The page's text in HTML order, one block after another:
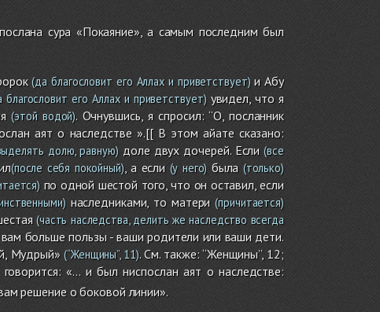
сура «Покаяние», а самым последним был
(да благословит его Аллах и приветствует)и Абу
его Аллах и приветствует)увидел, что я
(этой водой). Очнувшись, я спросил: “О, посланник
аят о наследстве ».[[ В этом айате сказано:
долю, равную)доле двух дочерей. Если (все
(после себя покойный), а если (у него) была (только)
по одной шестой того, что он оставил, если
наследниками, то матери (причитается)
(часть наследства, делить же наследство всегда
больше пользы - ваши родители или ваши дети.
Мудрый»(“Женщины”, 11). См. также: “Женщины”, 12;
«… и был ниспослан аят о наследстве:
решение о боковой линии».